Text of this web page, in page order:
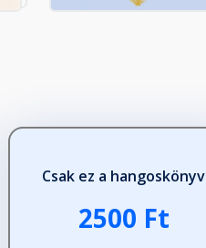
Csak ez a hangoskönyv
2500 Ft